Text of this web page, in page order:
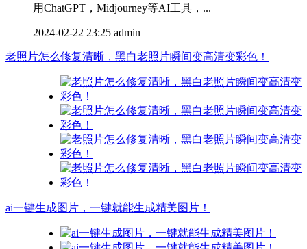
用ChatGPT，Midjourney等AI工具，...
2024-02-22 23:25 admin
老照片怎么修复清晰，黑白老照片瞬间变高清变彩色！
ai一键生成图片，一键就能生成精美图片！